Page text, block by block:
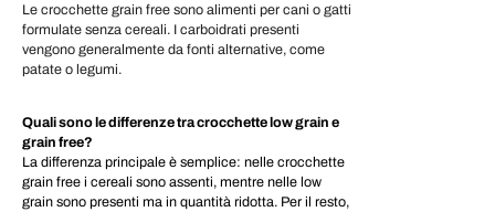
Le crocchette grain free sono alimenti per cani o gatti
formulate senza cereali. I carboidrati presenti
vengono generalmente da fonti alternative, come
patate o legumi.
Quali sono le differenze tra crocchette low grain e
grain free?
La differenza principale è semplice: nelle crocchette
grain free i cereali sono assenti, mentre nelle low
grain sono presenti ma in quantità ridotta. Per il resto,